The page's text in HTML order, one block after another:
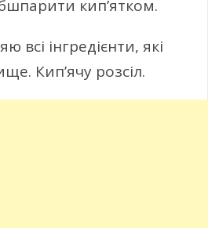
кип’ятком.
всі інгредієнти, які
Кип’ячу розсіл.